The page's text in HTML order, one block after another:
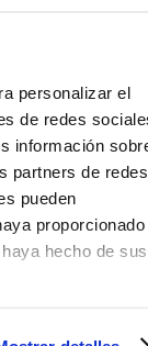
personalizar el
de redes
información
partners de redes
pueden
proporcionado
hecho de sus
estas
en el